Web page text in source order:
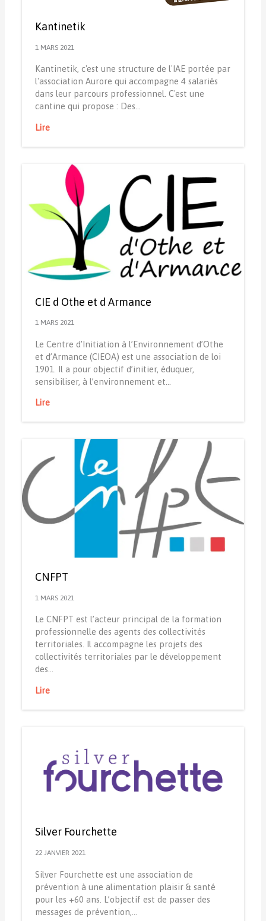
Kantinetik
1 MARS 2021
Kantinetik, c'est une structure de l'IAE portée par
l'association Aurore qui accompagne 4 salariés
dans leur parcours professionnel. C'est une
cantine qui propose : Des…
Lire
CIE d Othe et d Armance
1 MARS 2021
Le Centre d’Initiation à l’Environnement d’Othe
et d’Armance (CIEOA) est une association de loi
1901. Il a pour objectif d’initier, éduquer,
sensibiliser, à l’environnement et…
Lire
CNFPT
1 MARS 2021
Le CNFPT est l’acteur principal de la formation
professionnelle des agents des collectivités
territoriales. Il accompagne les projets des
collectivités territoriales par le développement
des…
Lire
Silver Fourchette
22 JANVIER 2021
Silver Fourchette est une association de
prévention à une alimentation plaisir & santé
pour les +60 ans. L’objectif est de passer des
messages de prévention,…